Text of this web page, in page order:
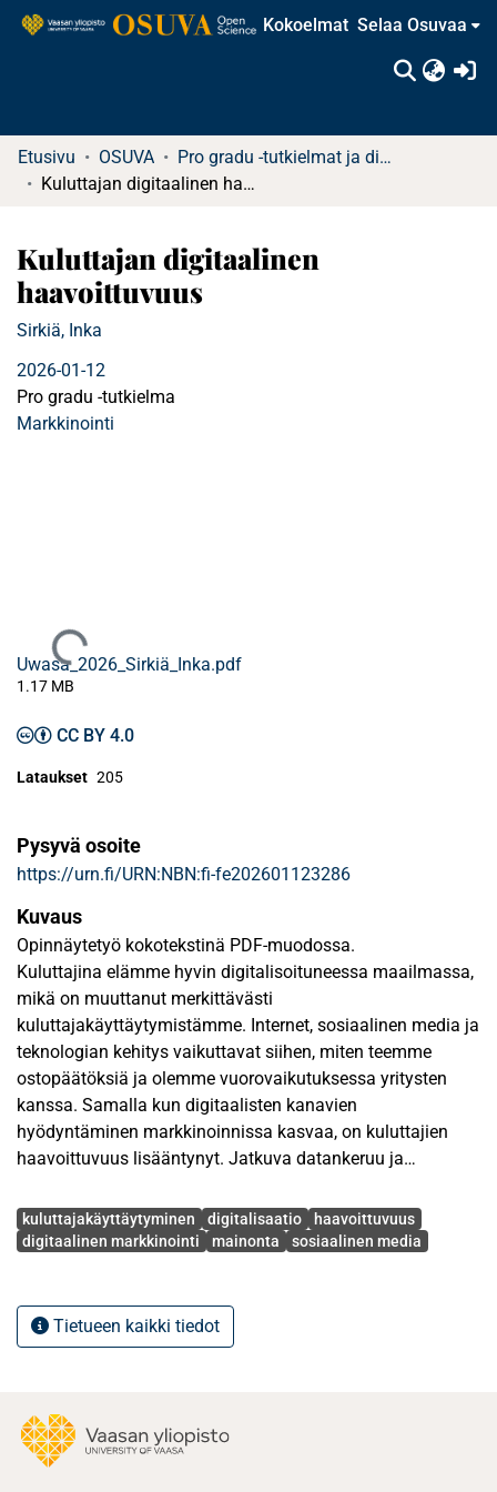
Kokoelmat Selaa Osuvaa
Etusivu OSUVA
Pro gradu -tutkielmat ja diplomityöt
Kuluttajan digitaalinen haavoittuvuus
Kuluttajan digitaalinen
haavoittuvuus
Sirkiä, Inka
2026-01-12
Pro gradu -tutkielma
Markkinointi
Ladataan...
Uwasa_2026_Sirkiä_Inka.pdf
1.17 MB
CC BY 4.0
Lataukset 205
Pysyvä osoite
https://urn.fi/URN:NBN:fi-fe202601123286
Kuvaus
Opinnäytetyö kokotekstinä PDF-muodossa.
Kuluttajina elämme hyvin digitalisoituneessa maailmassa,
mikä on muuttanut merkittävästi
kuluttajakäyttäytymistämme. Internet, sosiaalinen media ja
teknologian kehitys vaikuttavat siihen, miten teemme
ostopäätöksiä ja olemme vuorovaikutuksessa yritysten
kanssa. Samalla kun digitaalisten kanavien
hyödyntäminen markkinoinnissa kasvaa, on kuluttajien
haavoittuvuus lisääntynyt. Jatkuva datankeruu ja
kuluttajan digitaalisen haavoittuvuuden – jossa kuluttajien
heikkouksia voidaan hyödyntää kaupallisiin tarkoituksiin.
kestävän, kuluttajaa suojelevan markkinoinnin merkitystä
entisestään.
haavoittuvuus ilmenee kuluttajalle digitaalisissa
ympäristöissä. Tutkimuksen tarkoituksena on tuottaa uutta
Avainsanat
kuluttajakäyttäytyminen digitalisaatio
haavoittuvuus
digitaalinen markkinointi
mainonta sosiaalinen media
Tietueen kaikki tiedot